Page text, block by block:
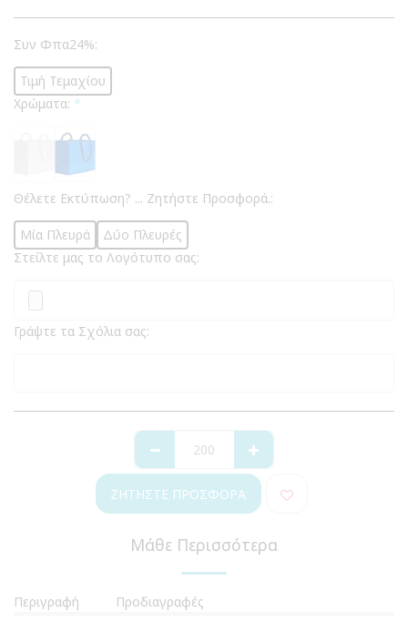
Συν Φπα24%:
Τιμή Τεμαχίου
Χρώματα: *
Θέλετε Εκτύπωση? ... Ζητήστε Προσφορά.:
Μία Πλευρά
Δύο Πλευρές
Στείλτε μας το Λογότυπο σας:
Γράψτε τα Σχόλια σας:
ΖΗΤΉΣΤΕ ΠΡΟΣΦΟΡΆ
Μάθε Περισσότερα
Περιγραφή Προδιαγραφές